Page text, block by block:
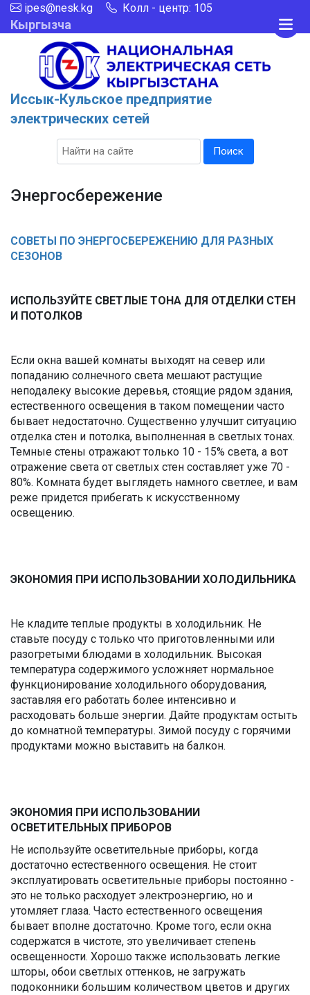
ipes@nesk.kg Колл - центр: 105
Кыргызча
Иссык-Кульское предприятие
электрических сетей
Поиск
Энергосбережение
СОВЕТЫ ПО ЭНЕРГОСБЕРЕЖЕНИЮ ДЛЯ РАЗНЫХ
СЕЗОНОВ
ИСПОЛЬЗУЙТЕ СВЕТЛЫЕ ТОНА ДЛЯ ОТДЕЛКИ СТЕН
И ПОТОЛКОВ
Если окна вашей комнаты выходят на север или
попаданию солнечного света мешают растущие
неподалеку высокие деревья, стоящие рядом здания,
естественного освещения в таком помещении часто
бывает недостаточно. Существенно улучшит ситуацию
отделка стен и потолка, выполненная в светлых тонах.
Темные стены отражают только 10 - 15% света, а вот
отражение света от светлых стен составляет уже 70 -
80%. Комната будет выглядеть намного светлее, и вам
реже придется прибегать к искусственному
освещению.
ЭКОНОМИЯ ПРИ ИСПОЛЬЗОВАНИИ ХОЛОДИЛЬНИКА
Не кладите теплые продукты в холодильник. Не
ставьте посуду с только что приготовленными или
разогретыми блюдами в холодильник. Высокая
температура содержимого усложняет нормальное
функционирование холодильного оборудования,
заставляя его работать более интенсивно и
расходовать больше энергии. Дайте продуктам остыть
до комнатной температуры. Зимой посуду с горячими
продуктами можно выставить на балкон.
ЭКОНОМИЯ ПРИ ИСПОЛЬЗОВАНИИ
ОСВЕТИТЕЛЬНЫХ ПРИБОРОВ
Не используйте осветительные приборы, когда
достаточно естественного освещения. Не стоит
эксплуатировать осветительные приборы постоянно -
это не только расходует электроэнергию, но и
утомляет глаза. Часто естественного освещения
бывает вполне достаточно. Кроме того, если окна
содержатся в чистоте, это увеличивает степень
освещенности. Хорошо также использовать легкие
шторы, обои светлых оттенков, не загружать
подоконники большим количеством цветов и других